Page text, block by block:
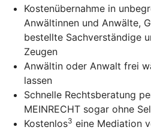
Kostenübernahme in
Anwältinnen und Anwälte,
bestellte Sachverständige
Zeugen
Anwältin oder Anwalt frei
lassen
Schnelle Rechtsberatung
MEINRECHT sogar ohne
Kostenlos3 eine Mediation